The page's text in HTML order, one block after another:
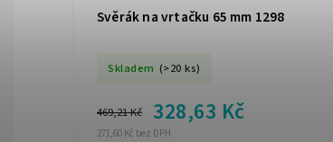
Svěrák na vrtačku 65 mm 1298
Skladem (>20 ks)
271,60 Kč bez DPH
469,21 Kč 328,63 Kč